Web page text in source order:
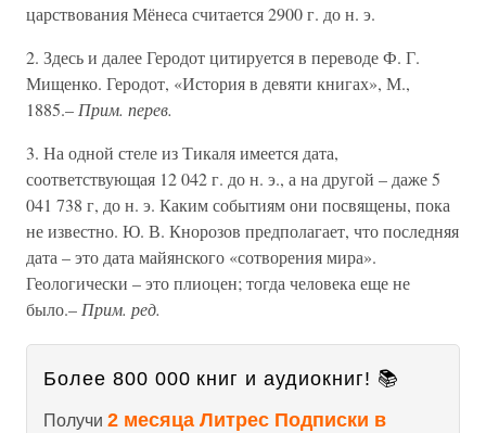
царствования Мёнеса считается 2900 г. до н. э.
2. Здесь и далее Геродот цитируется в переводе Ф. Г.
Мищенко. Геродот, «История в девяти книгах», М.,
1885.– Прим. перев.
3. На одной стеле из Тикаля имеется дата,
соответствующая 12 042 г. до н. э., а на другой – даже 5
041 738 г, до н. э. Каким событиям они посвящены, пока
не известно. Ю. В. Кнорозов предполагает, что последняя
дата – это дата майянского «сотворения мира».
Геологически – это плиоцен; тогда человека еще не
было.– Прим. ред.
Более 800 000 книг и аудиокниг! 📚
Получи 2 месяца Литрес Подписки в